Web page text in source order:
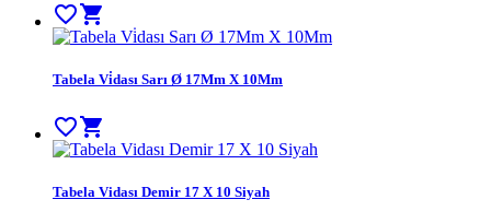
favorite_bordershopping_cart
Tabela Vi̇dası Sarı Ø 17Mm X 10Mm
favorite_bordershopping_cart
Tabela Vidası Demir 17 X 10 Siyah